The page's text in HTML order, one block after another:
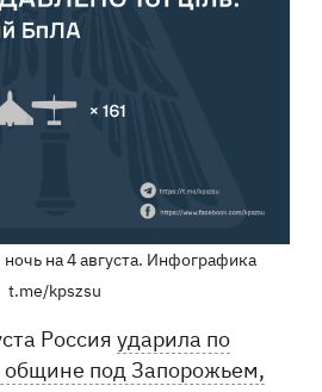
ночь на 4 августа. Инфографика
t.me/kpszsu
Россияударила по
общине под Запорожьем,